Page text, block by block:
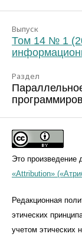
Выпуск
Том 14 № 1
Раздел
Это произведение
«Attribution»
Редакционная
этических
учетом этических